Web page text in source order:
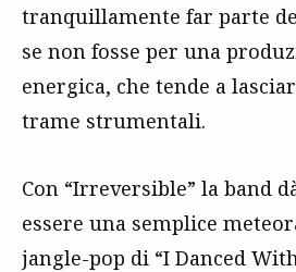
tranquillamente far parte
se non fosse per una
energica, che tende a
trame strumentali.
Con “Irreversible” la band
essere una semplice
jangle-pop di “I Danced